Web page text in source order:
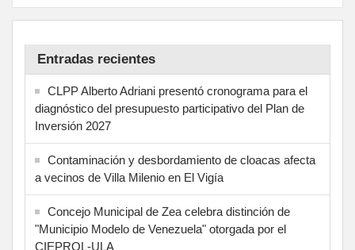
Entradas recientes
CLPP Alberto Adriani presentó cronograma para el
diagnóstico del presupuesto participativo del Plan de
Inversión 2027
Contaminación y desbordamiento de cloacas afecta
a vecinos de Villa Milenio en El Vigía
Concejo Municipal de Zea celebra distinción de
"Municipio Modelo de Venezuela" otorgada por el
CIEPROL-ULA